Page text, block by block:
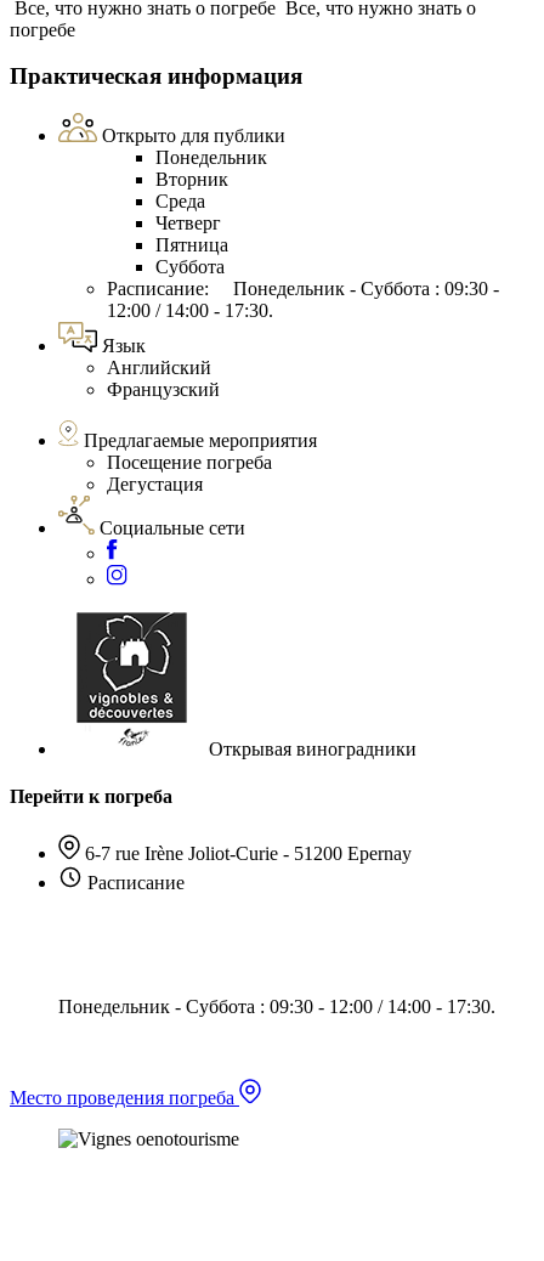
Все, что нужно знать о погребе Все, что нужно знать о
погребе
Практическая информация
Открыто для публики
Понедельник
Вторник
Среда
Четверг
Пятница
Суббота
Расписание: Понедельник - Суббота : 09:30 -
12:00 / 14:00 - 17:30.
Язык
Английский
Французский
Предлагаемые мероприятия
Посещение погреба
Дегустация
Социальные сети
Открывая виноградники
Перейти к погреба
6-7 rue Irène Joliot-Curie - 51200 Epernay
Расписание
Понедельник - Суббота : 09:30 - 12:00 / 14:00 - 17:30.
Место проведения погреба